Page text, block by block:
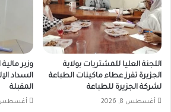
اللجنة العليا للمشتريات بولاية
الجزيرة تفرز عطاء ماكينات الطباعة
لشركة الجزيرة للطباعة
أغسطس 8, 2026
وزير مالية
السداد
المقبلة
أغسطس 5,